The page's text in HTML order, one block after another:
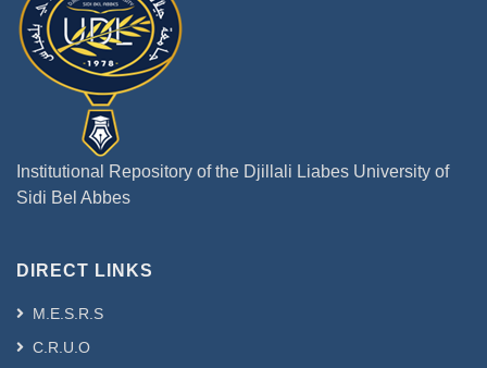
Institutional Repository of the Djillali Liabes University of
Sidi Bel Abbes
DIRECT LINKS
M.E.S.R.S
C.R.U.O